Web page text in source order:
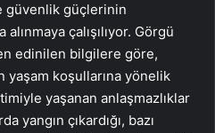
güvenlik güçlerinin
çalışılıyor. Görgü
edinilen bilgilere göre,
yaşam koşullarına yönelik
yaşanan anlaşmazlıklar
yangın çıkardığı, bazı